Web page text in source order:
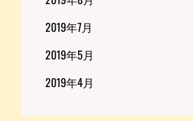
2019年7月
2019年5月
2019年4月